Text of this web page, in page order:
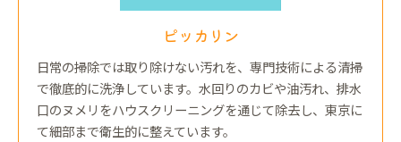
ピッカリン
日常の掃除では取り除けない汚れを、専門技術による清掃
で徹底的に洗浄しています。水回りのカビや油汚れ、排水
口のヌメリをハウスクリーニングを通じて除去し、東京に
て細部まで衛生的に整えています。